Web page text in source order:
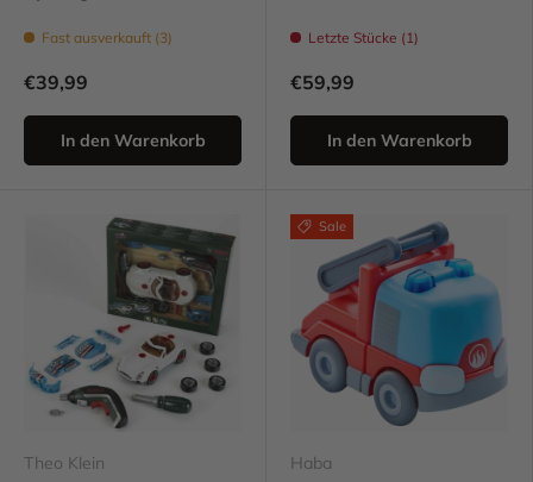
Fast ausverkauft (3)
€39,99
In den Warenkorb
Letzte Stücke (1)
€59,99
In den Warenkorb
Theo Klein
Sale
Haba